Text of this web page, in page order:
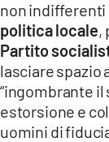
non indifferenti
politica locale,
Partito
lasciare spazio
“ingombrante il
estorsione e
uomini di